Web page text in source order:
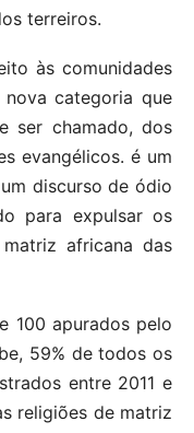
terreiros.
às comunidades
categoria que
ser chamado, dos
evangélicos. é um
discurso de ódio
para expulsar os
africana das
100 apurados pelo
59% de todos os
entre 2011 e
religiões de matriz